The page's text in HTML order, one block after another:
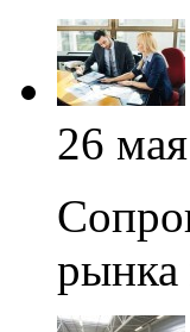
26
рынка